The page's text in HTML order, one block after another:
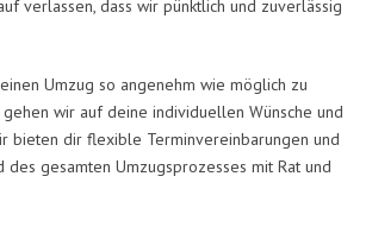
verlassen, dass wir pünktlich und zuverlässig
Umzug so angenehm wie möglich zu
wir auf deine individuellen Wünsche und
bieten dir flexible Terminvereinbarungen und
des gesamten Umzugsprozesses mit Rat und